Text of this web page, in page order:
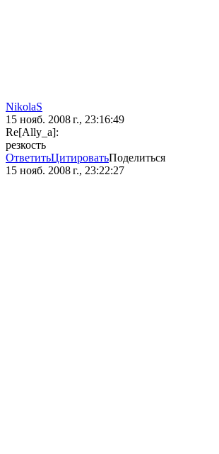
NikolaS
15 нояб. 2008 г., 23:16:49
Re[Ally_a]:
резкость
ОтветитьЦитироватьПоделиться
15 нояб. 2008 г., 23:22:27